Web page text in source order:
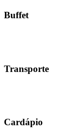
Buffet
Transporte
Cardápio